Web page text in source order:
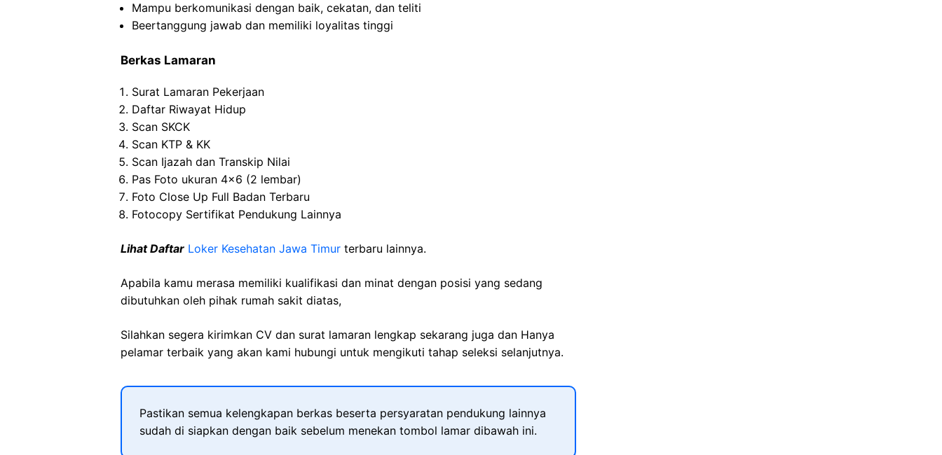
Mampu berkomunikasi dengan baik, cekatan, dan teliti
Beertanggung jawab dan memiliki loyalitas tinggi
Berkas Lamaran
Surat Lamaran Pekerjaan
Daftar Riwayat Hidup
Scan SKCK
Scan KTP & KK
Scan Ijazah dan Transkip Nilai
Pas Foto ukuran 4×6 (2 lembar)
Foto Close Up Full Badan Terbaru
Fotocopy Sertifikat Pendukung Lainnya
Lihat Daftar Loker Kesehatan Jawa Timur terbaru lainnya.
Apabila kamu merasa memiliki kualifikasi dan minat dengan posisi yang sedang
dibutuhkan oleh pihak rumah sakit diatas,
Silahkan segera kirimkan CV dan surat lamaran lengkap sekarang juga dan Hanya
pelamar terbaik yang akan kami hubungi untuk mengikuti tahap seleksi selanjutnya.
Pastikan semua kelengkapan berkas beserta persyaratan pendukung lainnya
sudah di siapkan dengan baik sebelum menekan tombol lamar dibawah ini.